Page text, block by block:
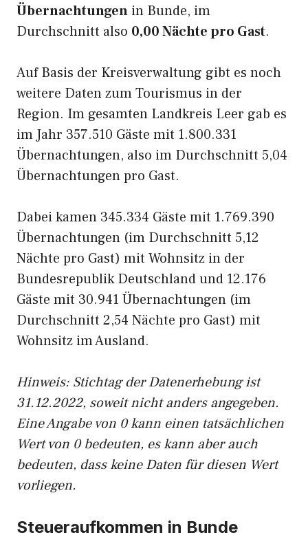
Übernachtungen in Bunde, im
Durchschnitt also 0,00 Nächte pro Gast.
Auf Basis der Kreisverwaltung gibt es noch
weitere Daten zum Tourismus in der
Region. Im gesamten Landkreis Leer gab es
im Jahr 357.510 Gäste mit 1.800.331
Übernachtungen, also im Durchschnitt 5,04
Übernachtungen pro Gast.
Dabei kamen 345.334 Gäste mit 1.769.390
Übernachtungen (im Durchschnitt 5,12
Nächte pro Gast) mit Wohnsitz in der
Bundesrepublik Deutschland und 12.176
Gäste mit 30.941 Übernachtungen (im
Durchschnitt 2,54 Nächte pro Gast) mit
Wohnsitz im Ausland.
Hinweis: Stichtag der Datenerhebung ist
31.12.2022, soweit nicht anders angegeben.
Eine Angabe von 0 kann einen tatsächlichen
Wert von 0 bedeuten, es kann aber auch
bedeuten, dass keine Daten für diesen Wert
vorliegen.
Steueraufkommen in Bunde